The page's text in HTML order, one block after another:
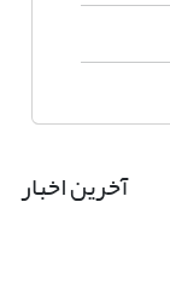
آخرین اخبار